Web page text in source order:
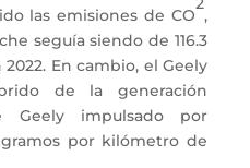
las emisiones de CO ,
seguía siendo de 116.3
En cambio, el Geely
de la generación
Geely impulsado por
por kilómetro de